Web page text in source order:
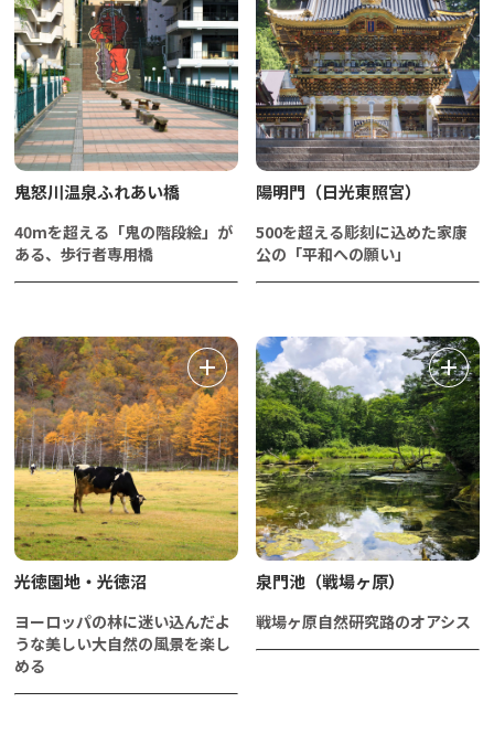
鬼怒川温泉ふれあい橋
40mを超える「鬼の階段絵」が
ある、歩行者専用橋
陽明門（日光東照宮）
500を超える彫刻に込めた家康
公の「平和への願い」
光徳園地・光徳沼
ヨーロッパの林に迷い込んだよ
うな美しい大自然の風景を楽し
める
泉門池（戦場ヶ原）
戦場ヶ原自然研究路のオアシス